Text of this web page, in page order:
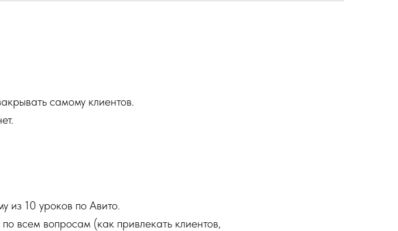
самому клиентов.
из 10 уроков по Авито.
всем вопросам (как привлекать клиентов,